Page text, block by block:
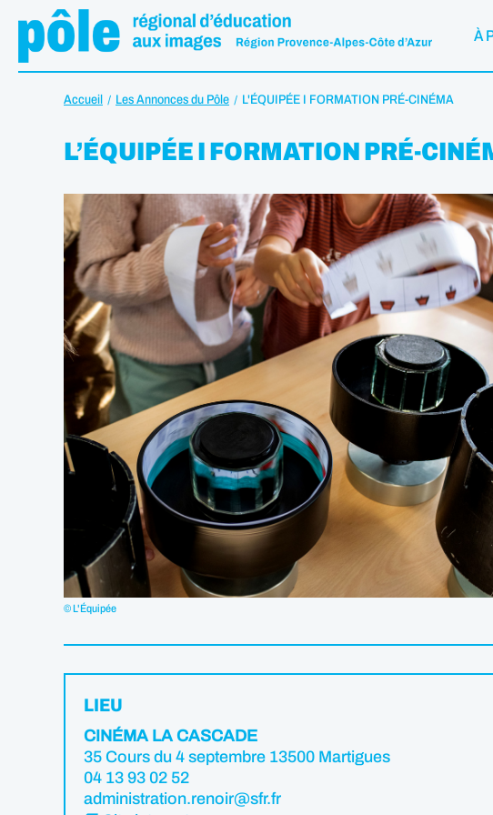
À
Accueil Les Annonces du Pôle L'ÉQUIPÉE I FORMATION PRÉ-CINÉMA
L’ÉQUIPÉE I FORMATION PRÉ-
© L'Équipée
LIEU
CINÉMA LA CASCADE
35 Cours du 4 septembre 13500 Martigues
04 13 93 02 52
administration.renoir@sfr.fr